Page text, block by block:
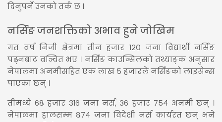
दिनुपर्ने उनको तर्क छ ।
नर्सिङ जनशक्तिको अभाव हुने जोखिम
गत वर्ष निजी क्षेत्रमा तीन हजार १२० जना विद्यार्थी नर्सिङ
पढ्नबाट वञ्चित भए । नर्सिङ काउन्सिलको तथ्याङ्क अनुसार
नेपालमा अनमीसहित एक लाख ५ हजारले नर्सिङको लाइसेन्स
पाएका छन् ।
तीमध्ये ६८ हजार ३१६ जना नर्स, ३६ हजार ७५४ अनमी छन् ।
नेपालमा हालसम्म ८७४ जना विदेशी नर्स कार्यरत छन् भने